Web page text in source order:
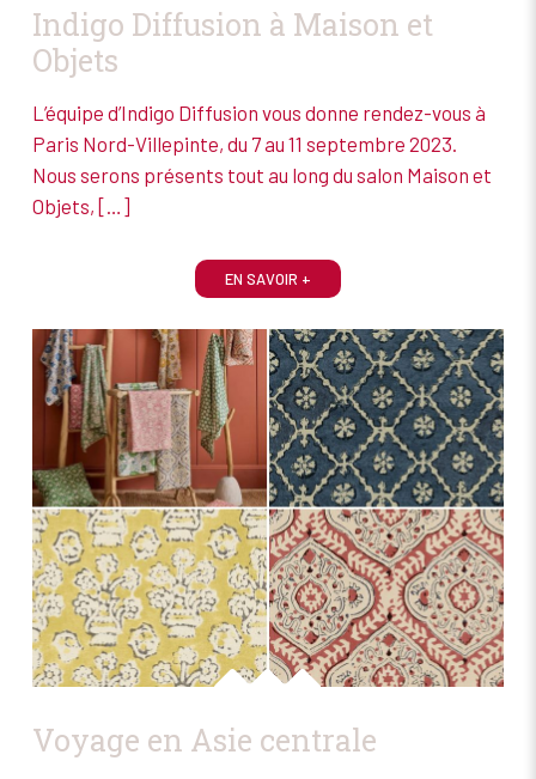
Indigo Diffusion à Maison et
Objets
L’équipe d’Indigo Diffusion vous donne rendez-vous à
Paris Nord-Villepinte, du 7 au 11 septembre 2023.
Nous serons présents tout au long du salon Maison et
Objets, […]
EN SAVOIR +
Voyage en Asie centrale